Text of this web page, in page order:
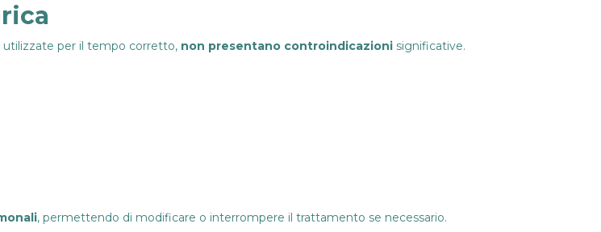
utilizzate per il tempo corretto, non presentano controindicazioni significative.
, permettendo di modificare o interrompere il trattamento se necessario.